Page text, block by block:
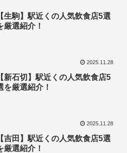
【生駒】駅近くの人気飲食店5選
厳選紹介！
2025.11.28
【新石切】駅近くの人気飲食店5
を厳選紹介！
2025.11.28
【吉田】駅近くの人気飲食店5選
厳選紹介！